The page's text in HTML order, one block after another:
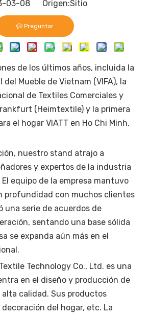
03-08 Origen:Sitio
Preguntar
de los últimos años, incluida la
Mueble de Vietnam (VIFA), la
de Textiles Comerciales y
(Heimtextile) y la primera
el hogar VIATT en Ho Chi Minh,
nuestro stand atrajo a
y expertos de la industria
equipo de la empresa mantuvo
profundidad con muchos clientes
una serie de acuerdos de
sentando una base sólida
se expanda aún más en el
Technology Co., Ltd. es una
en el diseño y producción de
calidad. Sus productos
del hogar, etc. La